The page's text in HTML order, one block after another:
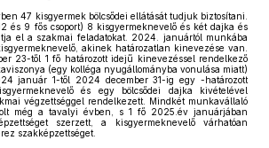
47 kisgyermek bölcsődei ellátását tudjuk biztosítani.
és 9 fős csoport) 8 kisgyermeknevelő és két dajka és
el a szakmai feladatokat. 2024. januártól munkába
akinek határozatlan kinevezése van.
23-től 1 fő határozott idejű kinevezéssel rendelkező
(egy kolléga nyugállományba vonulása miatt)
január 1-től 2024 december 31-ig egy -határozott
és egy bölcsődei dajka kivételével
végzettséggel rendelkezett. Mindkét munkavállaló
még a tavalyi évben, s 1 fő 2025.év januárjában
szerzett, a kisgyermeknevelő várhatóan
szakképzettséget.